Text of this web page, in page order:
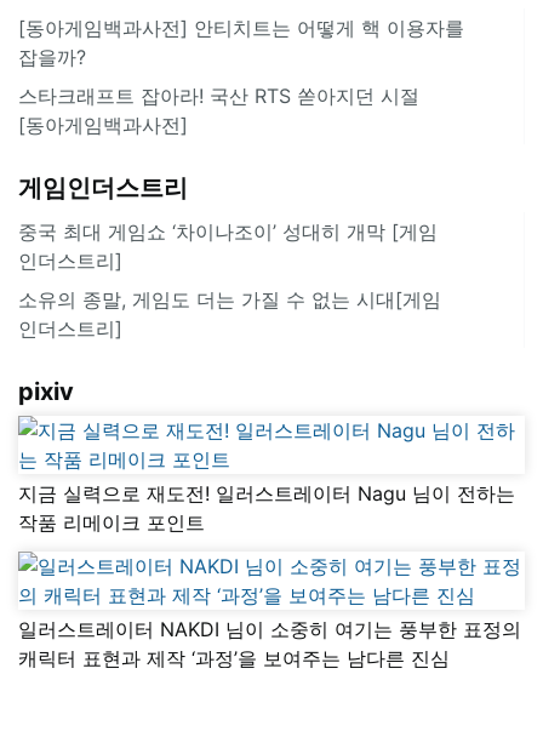
[동아게임백과사전] 안티치트는 어떻게 핵 이용자를
잡을까?
스타크래프트 잡아라! 국산 RTS 쏟아지던 시절
[동아게임백과사전]
게임인더스트리
중국 최대 게임쇼 ‘차이나조이’ 성대히 개막 [게임
인더스트리]
소유의 종말, 게임도 더는 가질 수 없는 시대[게임
인더스트리]
pixiv
지금 실력으로 재도전! 일러스트레이터 Nagu 님이 전하는
작품 리메이크 포인트
일러스트레이터 NAKDI 님이 소중히 여기는 풍부한 표정의
캐릭터 표현과 제작 ‘과정’을 보여주는 남다른 진심